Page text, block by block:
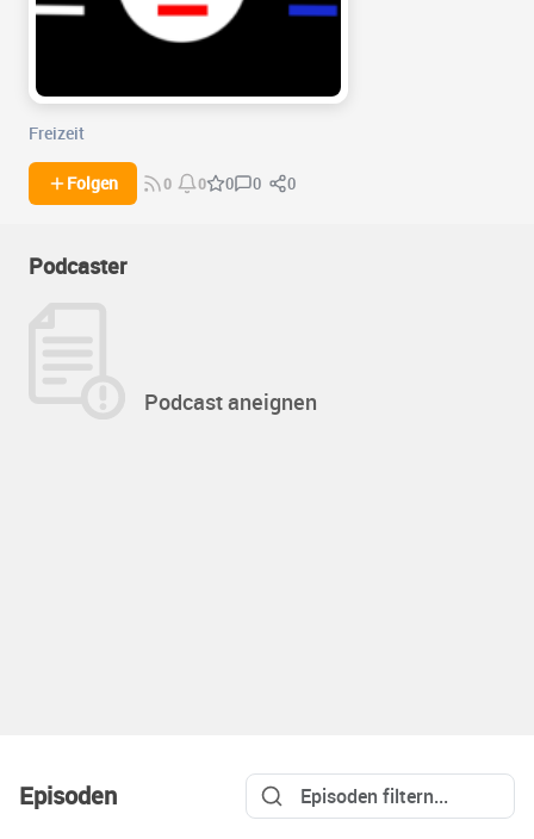
Freizeit
Folgen 0 0 0 0 0
Podcaster
Podcast aneignen
Episoden